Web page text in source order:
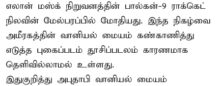
எலான் மஸ்க் நிறுவனத்தின் பால்கன்-9 ராக்கெட்
நிலவின் மேல்பரப்பில் மோதியது. இந்த நிகழ்வை
அமீரகத்தின் வானியல் மையம் கண்காணித்து
எடுத்த புகைப்படம் தூசிப்படலம் காரணமாக
தெளிவில்லாமல் உள்ளது.
இதுகுறித்து அபுதாபி வானியல் மையம்